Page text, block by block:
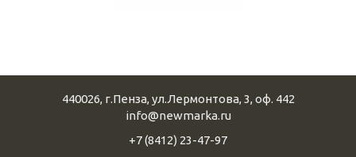
440026, г.Пенза,ул.Лермонтова, 3, оф. 442
info@newmarka.ru
+7 (8412) 23-47-97